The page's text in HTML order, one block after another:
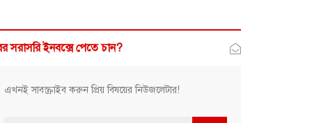
সরাসরি ইনবক্সে পেতে চান?
এখনই সাবস্ক্রাইব করুন প্রিয় বিষয়ের নিউজলেটার!